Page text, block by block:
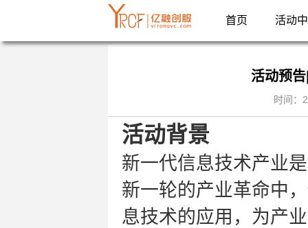
首页 活动
活动预
时间
活动背景
新一代信息技术产业
新一轮的产业革命中
息技术的应用，为产